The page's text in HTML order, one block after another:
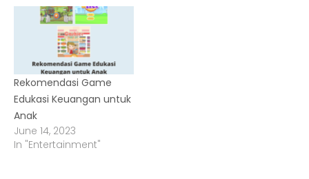
Rekomendasi Game
Edukasi Keuangan untuk
Anak
June 14, 2023
In "Entertainment"